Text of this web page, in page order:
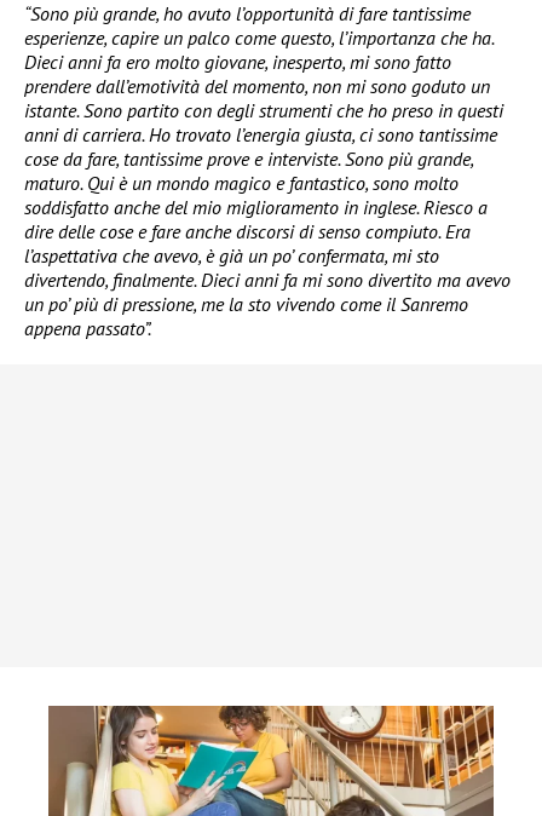
“Sono più grande, ho avuto l’opportunità di fare tantissime
esperienze, capire un palco come questo, l’importanza che ha.
Dieci anni fa ero molto giovane, inesperto, mi sono fatto
prendere dall’emotività del momento, non mi sono goduto un
istante. Sono partito con degli strumenti che ho preso in questi
anni di carriera. Ho trovato l’energia giusta, ci sono tantissime
cose da fare, tantissime prove e interviste. Sono più grande,
maturo. Qui è un mondo magico e fantastico, sono molto
soddisfatto anche del mio miglioramento in inglese. Riesco a
dire delle cose e fare anche discorsi di senso compiuto. Era
l’aspettativa che avevo, è già un po’ confermata, mi sto
divertendo, finalmente. Dieci anni fa mi sono divertito ma avevo
un po’ più di pressione, me la sto vivendo come il Sanremo
appena passato”.